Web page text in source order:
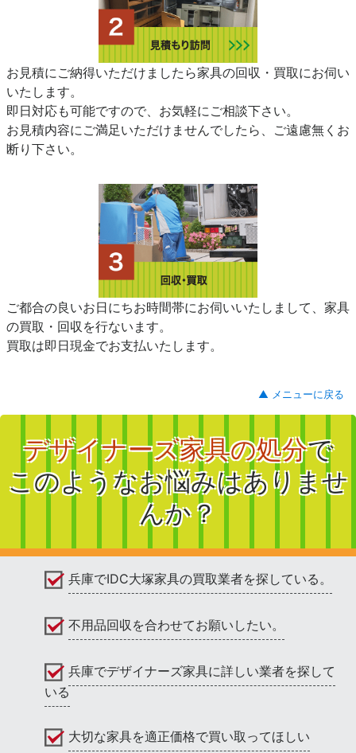
お見積にご納得いただけましたら家具の回収・買取にお伺い
いたします。
即日対応も可能ですので、お気軽にご相談下さい。
お見積内容にご満足いただけませんでしたら、ご遠慮無くお
断り下さい。
ご都合の良いお日にちお時間帯にお伺いいたしまして、家具
の買取・回収を行ないます。
買取は即日現金でお支払いたします。
▲ メニューに戻る
デザイナーズ家具の処分で
このようなお悩みはありませ
んか？
兵庫でIDC大塚家具の買取業者を探している。
不用品回収を合わせてお願いしたい。
兵庫でデザイナーズ家具に詳しい業者を探して
いる
大切な家具を適正価格で買い取ってほしい